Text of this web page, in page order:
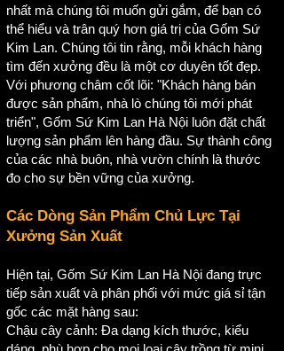
nhất mà chúng tôi muốn gửi gắm, để bạn có
thể hiểu và trân quý hơn giá trị của Gốm Sứ
Kim Lan. Chúng tôi tin rằng, mỗi khách hàng
tìm đến xưởng đều là một cơ duyên tốt đẹp.
Với phương châm cốt lõi: "Khách hàng bán
được sản phẩm, nhà lò chúng tôi mới phát
triển", Gốm Sứ Kim Lan Hà Nội luôn đặt chất
lượng sản phẩm lên hàng đầu. Sự thành công
của các nhà buôn, nhà vườn chính là thước
đo cho sự bền vững của xưởng.
Các Dòng Sản Phẩm Chủ Lực Tại
Xưởng Sản Xuất
Hiện tại, Gốm Sứ Kim Lan Hà Nội đang trực
tiếp sản xuất và phân phối với mức giá sỉ tận
gốc các mặt hàng sau:
Chậu cây cảnh: Đa dạng kích thước, kiểu